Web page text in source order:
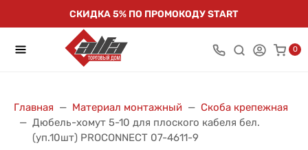
СКИДКА 5% ПО ПРОМОКОДУ START
0
Главная Материал монтажный
Скоба крепежная
Дюбель-хомут 5-10 для плоского кабеля бел.
(уп.10шт) PROCONNECT 07-4611-9